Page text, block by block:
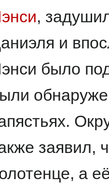
,
и
было
заявил,
а